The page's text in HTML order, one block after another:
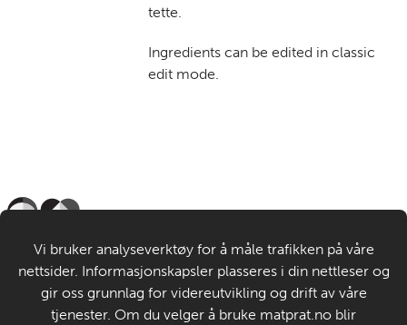
TIL DE VOKSNE
tette.
Ingredients can be edited in classic
edit mode.
Om MatStart
Vi bruker analyseverktøy for å måle trafikken på våre
nettsider. Informasjonskapsler plasseres i din nettleser og
gir oss grunnlag for videreutvikling og drift av våre
tjenester. Om du velger å bruke matprat.no blir